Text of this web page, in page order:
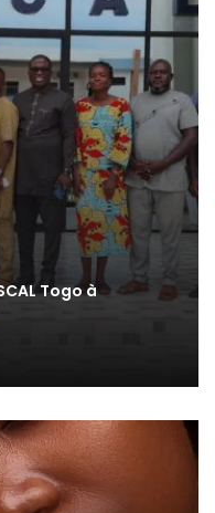
Togo à